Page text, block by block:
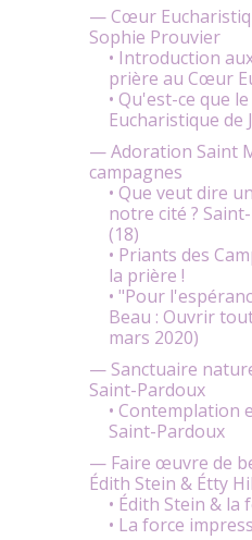
— Cœur
Sophie Prouvier
• Introduction
prière au Cœur
• Qu'est-ce que
Eucharistique de
— Adoration Saint
campagnes
• Que veut dire
notre cité ?
(18)
• Priants des
la prière !
• "Pour
Beau : Ouvrir
mars 2020)
— Sanctuaire
Saint-Pardoux
• Contemplation
Saint-Pardoux
— Faire œuvre de
Édith Stein & Étty
• Édith Stein & la
• La force